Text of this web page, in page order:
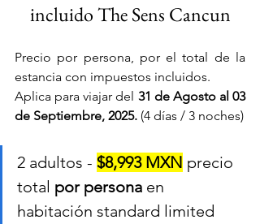
incluido The Sens Cancun
Precio por persona, por el total de la
estancia con impuestos incluidos.
Aplica para viajar del 31 de Agosto al 03
de Septiembre, 2025. (4 días / 3 noches)
2 adultos - $8,993 MXN precio
total por persona en
habitación standard limited